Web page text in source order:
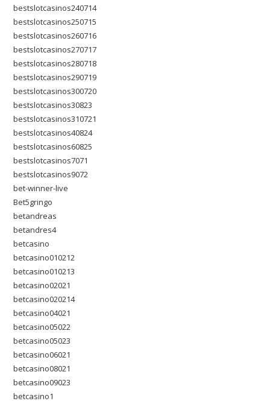
bestslotcasinos240714
bestslotcasinos250715
bestslotcasinos260716
bestslotcasinos270717
bestslotcasinos280718
bestslotcasinos290719
bestslotcasinos300720
bestslotcasinos30823
bestslotcasinos310721
bestslotcasinos40824
bestslotcasinos60825
bestslotcasinos7071
bestslotcasinos9072
bet-winner-live
Bet5gringo
betandreas
betandres4
betcasino
betcasino010212
betcasino010213
betcasino02021
betcasino020214
betcasino04021
betcasino05022
betcasino05023
betcasino06021
betcasino08021
betcasino09023
betcasino1